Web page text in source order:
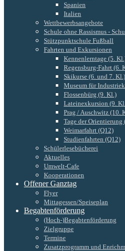
Spanien
Italien
Wettbewerbsangebote
Schule ohne Rassismus -
Stützpunktschule Fußball
Fahrten und Exkursionen
Kennenlerntage (5.
Regensburg-Fahrt (6.
Skikurse (6. und 7. Kl.)
Museum für
Flossenbürg (9. Kl.)
Lateinexkursion (9.
Prag / Auschwitz (10.
Tage der
Weimarfahrt (Q12)
Studienfahrten (Q12)
Schülerlesebücherei
Aktuelles
Umwelt-Cafe
Kooperationen
Offener Ganztag
Flyer
Mittagessen/Speiseplan
Begabtenförderung
(Hoch-)Begabtenförderung
Zielgruppe
Termine
Zusatzprogramm und